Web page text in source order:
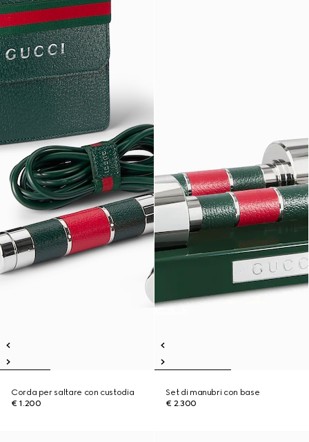
Corda per saltare con custodia
€ 1.200
Set di manubri con base
€ 2.300